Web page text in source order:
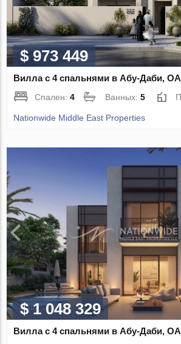
$ 973 449
Вилла с 4 спальнями в Абу-Даби,
Спален:4 Ванных:5
Nationwide Middle East Properties
$ 1 048 329
Вилла с 4 спальнями в Абу-Даби,